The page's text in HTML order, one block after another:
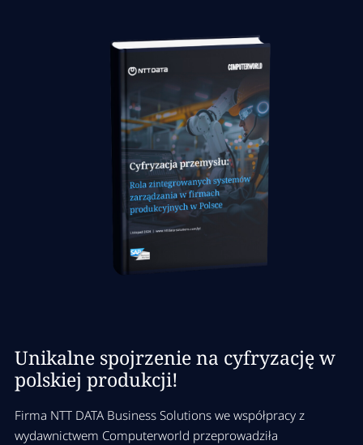
Unikalne spojrzenie na cyfryzację w
polskiej produkcji!
Firma NTT DATA Business Solutions we współpracy z
wydawnictwem Computerworld przeprowadziła